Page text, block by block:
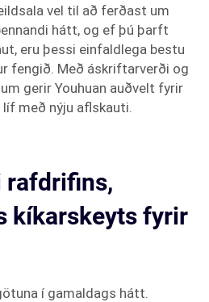
vel til að ferðast um
hátt, og ef þú þarft
eru þessi einfaldlega bestu
fengið. Með áskriftarverði og
gerir Youhuan auðvelt fyrir
með nýju aflskauti.
rafdrifins,
kíkarskeyts fyrir
í gamaldags hátt.